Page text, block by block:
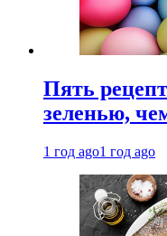
Пять
зеленью,
1 год ago1 год ago